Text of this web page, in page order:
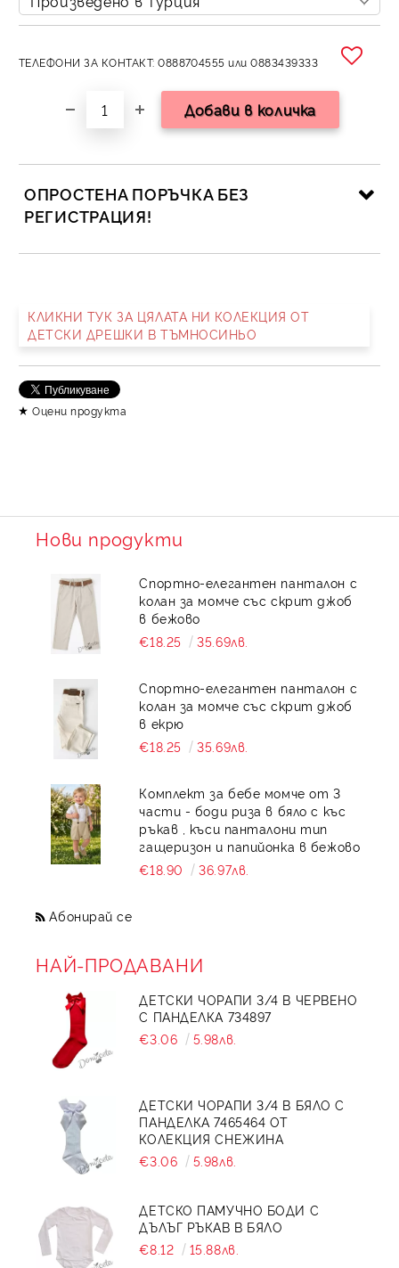
ТЕЛЕФОНИ ЗА КОНТАКТ: 0888704555 или 0883439333
ОПРОСТЕНА ПОРЪЧКА БЕЗ
РЕГИСТРАЦИЯ!
Ние ще се свържем с вас в рамките на работния ден.
КЛИКНИ ТУК ЗА ЦЯЛАТА НИ КОЛЕКЦИЯ ОТ
ДЕТСКИ ДРЕШКИ В ТЪМНОСИНЬО
Оцени продукта
Нови продукти
Спортно-елегантен панталон с
колан за момче със скрит джоб
в бежово
€18.25
35.69лв.
Спортно-елегантен панталон с
колан за момче със скрит джоб
в екрю
€18.25
35.69лв.
Комплект за бебе момче от 3
части - боди риза в бяло с къс
ръкав , къси панталони тип
гащеризон и папийонка в бежово
€18.90
36.97лв.
Абонирай се
НАЙ-ПРОДАВАНИ
ДЕТСКИ ЧОРАПИ 3/4 В ЧЕРВЕНО
С ПАНДЕЛКА 734897
€3.06
5.98лв.
ДЕТСКИ ЧОРАПИ 3/4 В БЯЛО С
ПАНДЕЛКА 7465464 ОТ
КОЛЕКЦИЯ СНЕЖИНА
€3.06
5.98лв.
ДЕТСКО ПАМУЧНО БОДИ С
ДЪЛЪГ РЪКАВ В БЯЛО
€8.12
15.88лв.